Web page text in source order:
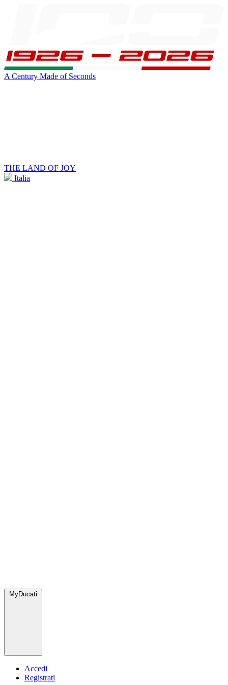
A Century Made of Seconds
THE LAND OF JOY
Italia
MyDucati
Accedi
Registrati